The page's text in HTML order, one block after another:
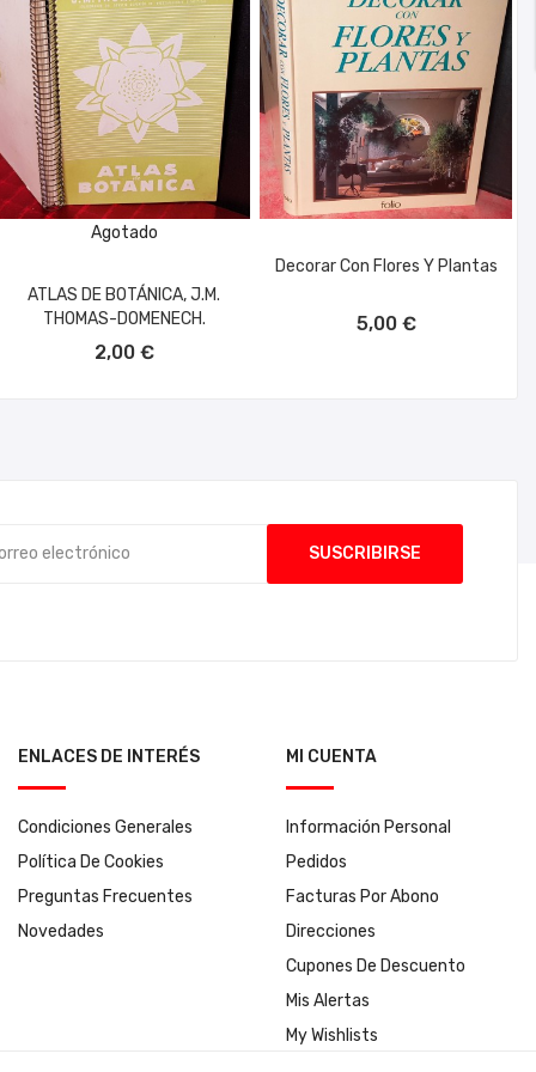
Agotado
ATLAS DE BOTÁNICA, J.M.
THOMAS-DOMENECH.
2,00 €
Decorar Con Flores Y Plantas
5,00 €
ENLACES DE INTERÉS
Condiciones Generales
Política De Cookies
Preguntas Frecuentes
Novedades
MI CUENTA
Información Personal
Pedidos
Facturas Por Abono
Direcciones
Cupones De Descuento
Mis Alertas
My Wishlists